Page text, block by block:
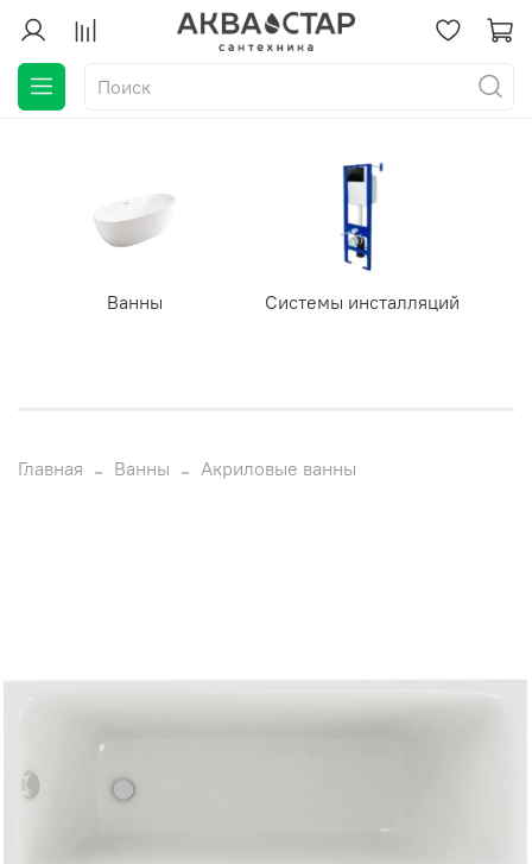
Ванны Системы инсталляций
Главная Ванны Акриловые ванны